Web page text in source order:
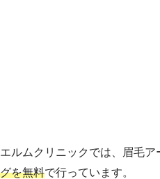
エルムクリニックでは、眉毛ア
グを無料で行っています。